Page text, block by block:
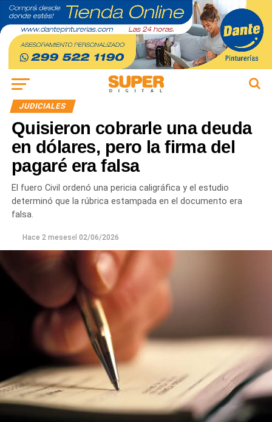
JUDICIALES
Quisieron cobrarle una deuda
en dólares, pero la firma del
pagaré era falsa
El fuero Civil ordenó una pericia caligráfica y el estudio
determinó que la rúbrica estampada en el documento era
falsa.
Hace 2 mesesel 02/06/2026